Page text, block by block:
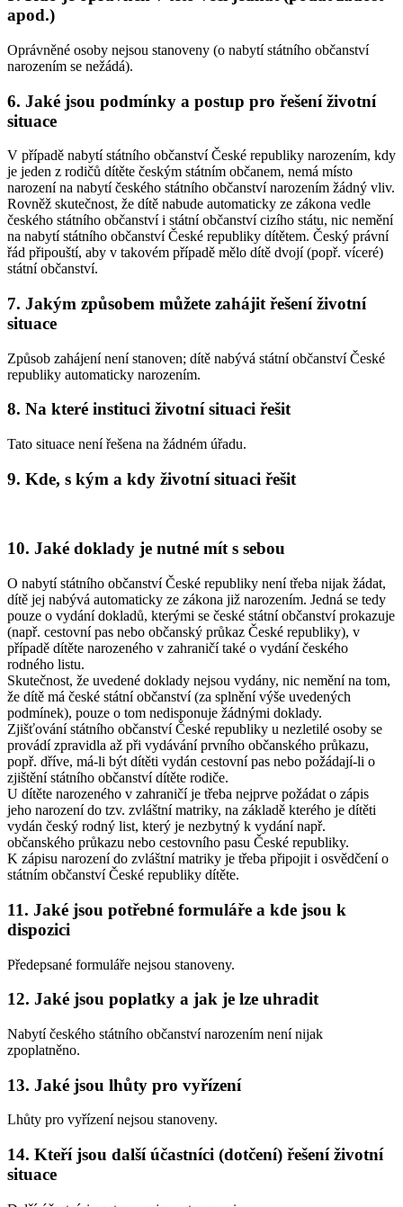
apod.)
Oprávněné osoby nejsou stanoveny (o nabytí státního občanství
narozením se nežádá).
6. Jaké jsou podmínky a postup pro řešení životní
situace
V případě nabytí státního občanství České republiky narozením, kdy
je jeden z rodičů dítěte českým státním občanem, nemá místo
narození na nabytí českého státního občanství narozením žádný vliv.
Rovněž skutečnost, že dítě nabude automaticky ze zákona vedle
českého státního občanství i státní občanství cizího státu, nic nemění
na nabytí státního občanství České republiky dítětem. Český právní
řád připouští, aby v takovém případě mělo dítě dvojí (popř. víceré)
státní občanství.
7. Jakým způsobem můžete zahájit řešení životní
situace
Způsob zahájení není stanoven; dítě nabývá státní občanství České
republiky automaticky narozením.
8. Na které instituci životní situaci řešit
Tato situace není řešena na žádném úřadu.
9. Kde, s kým a kdy životní situaci řešit
10. Jaké doklady je nutné mít s sebou
O nabytí státního občanství České republiky není třeba nijak žádat,
dítě jej nabývá automaticky ze zákona již narozením. Jedná se tedy
pouze o vydání dokladů, kterými se české státní občanství prokazuje
(např. cestovní pas nebo občanský průkaz České republiky), v
případě dítěte narozeného v zahraničí také o vydání českého
rodného listu.
Skutečnost, že uvedené doklady nejsou vydány, nic nemění na tom,
že dítě má české státní občanství (za splnění výše uvedených
podmínek), pouze o tom nedisponuje žádnými doklady.
Zjišťování státního občanství České republiky u nezletilé osoby se
provádí zpravidla až při vydávání prvního občanského průkazu,
popř. dříve, má-li být dítěti vydán cestovní pas nebo požádají-li o
zjištění státního občanství dítěte rodiče.
U dítěte narozeného v zahraničí je třeba nejprve požádat o zápis
jeho narození do tzv. zvláštní matriky, na základě kterého je dítěti
vydán český rodný list, který je nezbytný k vydání např.
občanského průkazu nebo cestovního pasu České republiky.
K zápisu narození do zvláštní matriky je třeba připojit i osvědčení o
státním občanství České republiky dítěte.
11. Jaké jsou potřebné formuláře a kde jsou k
dispozici
Předepsané formuláře nejsou stanoveny.
12. Jaké jsou poplatky a jak je lze uhradit
Nabytí českého státního občanství narozením není nijak
zpoplatněno.
13. Jaké jsou lhůty pro vyřízení
Lhůty pro vyřízení nejsou stanoveny.
14. Kteří jsou další účastníci (dotčení) řešení životní
situace